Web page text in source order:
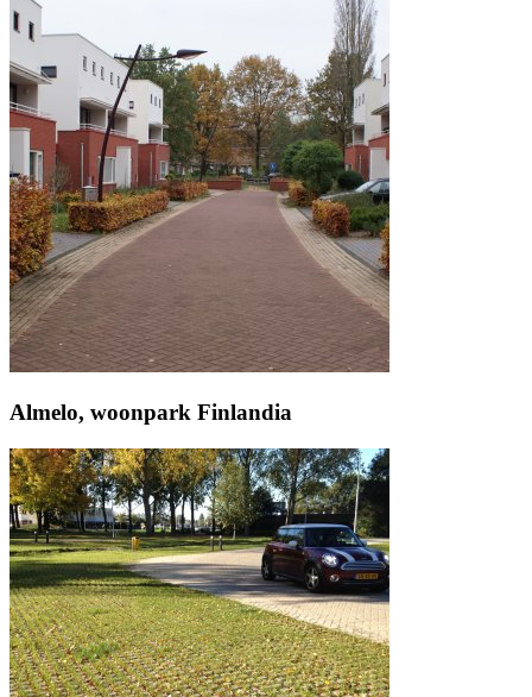
Almelo, woonpark Finlandia